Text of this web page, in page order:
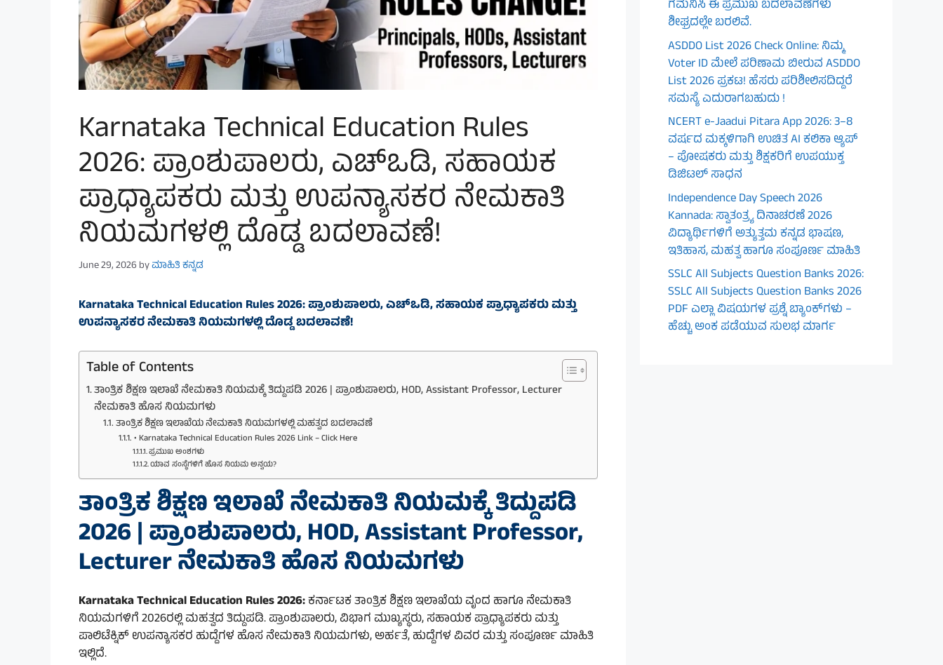
Karnataka Technical Education Rules
2026: ಪ್ರಾಂಶುಪಾಲರು, ಎಚ್‌ಒಡಿ, ಸಹಾಯಕ
ಪ್ರಾಧ್ಯಾಪಕರು ಮತ್ತು ಉಪನ್ಯಾಸಕರ ನೇಮಕಾತಿ
ನಿಯಮಗಳಲ್ಲಿ ದೊಡ್ಡ ಬದಲಾವಣೆ!
June 29, 2026 byಮಾಹಿತಿ ಕನ್ನಡ
Karnataka Technical Education Rules 2026: ಪ್ರಾಂಶುಪಾಲರು, ಎಚ್‌ಒಡಿ, ಸಹಾಯಕ ಪ್ರಾಧ್ಯಾಪಕರು ಮತ್ತು
ಉಪನ್ಯಾಸಕರ ನೇಮಕಾತಿ ನಿಯಮಗಳಲ್ಲಿ ದೊಡ್ಡ ಬದಲಾವಣೆ!
Table of Contents
ತಾಂತ್ರಿಕ ಶಿಕ್ಷಣ ಇಲಾಖೆ ನೇಮಕಾತಿ ನಿಯಮಕ್ಕೆ ತಿದ್ದುಪಡಿ 2026 | ಪ್ರಾಂಶುಪಾಲರು, HOD, Assistant Professor, Lecturer
ನೇಮಕಾತಿ ಹೊಸ ನಿಯಮಗಳು
ತಾಂತ್ರಿಕ ಶಿಕ್ಷಣ ಇಲಾಖೆಯ ನೇಮಕಾತಿ ನಿಯಮಗಳಲ್ಲಿ ಮಹತ್ವದ ಬದಲಾವಣೆ
• Karnataka Technical Education Rules 2026 Link – Click Here
ಪ್ರಮುಖ ಅಂಶಗಳು
ಯಾವ ಸಂಸ್ಥೆಗಳಿಗೆ ಹೊಸ ನಿಯಮ ಅನ್ವಯ?
ತಾಂತ್ರಿಕ ಶಿಕ್ಷಣ ಇಲಾಖೆ ನೇಮಕಾತಿ ನಿಯಮಕ್ಕೆ ತಿದ್ದುಪಡಿ
2026 | ಪ್ರಾಂಶುಪಾಲರು, HOD, Assistant Professor,
Lecturer ನೇಮಕಾತಿ ಹೊಸ ನಿಯಮಗಳು
Karnataka Technical Education Rules 2026:ಕರ್ನಾಟಕ ತಾಂತ್ರಿಕ ಶಿಕ್ಷಣ ಇಲಾಖೆಯ ವೃಂದ ಹಾಗೂ ನೇಮಕಾತಿ
ನಿಯಮಗಳಿಗೆ 2026ರಲ್ಲಿ ಮಹತ್ವದ ತಿದ್ದುಪಡಿ. ಪ್ರಾಂಶುಪಾಲರು, ವಿಭಾಗ ಮುಖ್ಯಸ್ಥರು, ಸಹಾಯಕ ಪ್ರಾಧ್ಯಾಪಕರು ಮತ್ತು
ಪಾಲಿಟೆಕ್ನಿಕ್ ಉಪನ್ಯಾಸಕರ ಹುದ್ದೆಗಳ ಹೊಸ ನೇಮಕಾತಿ ನಿಯಮಗಳು, ಅರ್ಹತೆ, ಹುದ್ದೆಗಳ ವಿವರ ಮತ್ತು ಸಂಪೂರ್ಣ ಮಾಹಿತಿ
ಇಲ್ಲಿದೆ.
ಗಮನಿಸಿ ಈ ಪ್ರಮುಖ ಬದಲಾವಣೆಗಳು
ಶೀಘ್ರದಲ್ಲೇ ಬರಲಿವೆ.
ASDDO List 2026 Check Online: ನಿಮ್ಮ
Voter ID ಮೇಲೆ ಪರಿಣಾಮ ಬೀರುವ ASDDO
List 2026 ಪ್ರಕಟ! ಹೆಸರು ಪರಿಶೀಲಿಸದಿದ್ದರೆ
ಸಮಸ್ಯೆ ಎದುರಾಗಬಹುದು !
NCERT e-Jaadui Pitara App 2026: 3–8
ವರ್ಷದ ಮಕ್ಕಳಿಗಾಗಿ ಉಚಿತ AI ಕಲಿಕಾ ಆ್ಯಪ್
– ಪೋಷಕರು ಮತ್ತು ಶಿಕ್ಷಕರಿಗೆ ಉಪಯುಕ್ತ
ಡಿಜಿಟಲ್ ಸಾಧನ
Independence Day Speech 2026
Kannada: ಸ್ವಾತಂತ್ರ್ಯ ದಿನಾಚರಣೆ 2026
ವಿದ್ಯಾರ್ಥಿಗಳಿಗೆ ಅತ್ಯುತ್ತಮ ಕನ್ನಡ ಭಾಷಣ,
ಇತಿಹಾಸ, ಮಹತ್ವ ಹಾಗೂ ಸಂಪೂರ್ಣ ಮಾಹಿತಿ
SSLC All Subjects Question Banks 2026:
SSLC All Subjects Question Banks 2026
PDF ಎಲ್ಲಾ ವಿಷಯಗಳ ಪ್ರಶ್ನೆ ಬ್ಯಾಂಕ್‌ಗಳು –
ಹೆಚ್ಚು ಅಂಕ ಪಡೆಯುವ ಸುಲಭ ಮಾರ್ಗ